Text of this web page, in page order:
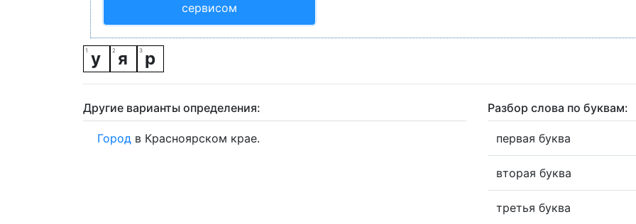
сервисом
у я р
Другие варианты определения:
Город в Красноярском крае.
Разбор слова по буквам:
первая буква
вторая буква
третья буква